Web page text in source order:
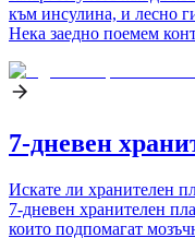
към инсулина, и лесно
Нека заедно поемем
7-дневен
Искате ли хранителен
7-дневен хранителен
които подпомагат